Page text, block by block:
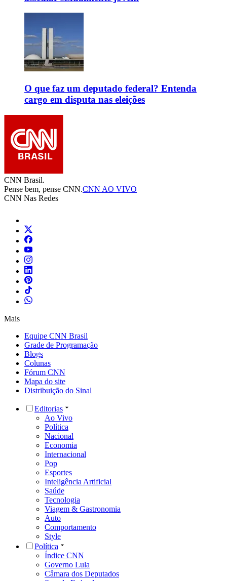
O que faz um deputado federal? Entenda
cargo em disputa nas eleições
CNN Brasil.
Pense bem, pense CNN.CNN AO VIVO
CNN Nas Redes
Mais
Equipe CNN Brasil
Grade de Programação
Blogs
Colunas
Fórum CNN
Mapa do site
Distribuição do Sinal
Editorias
Ao Vivo
Política
Nacional
Economia
Internacional
Pop
Esportes
Inteligência Artificial
Saúde
Tecnologia
Viagem & Gastronomia
Auto
Comportamento
Style
Política
Índice CNN
Governo Lula
Câmara dos Deputados